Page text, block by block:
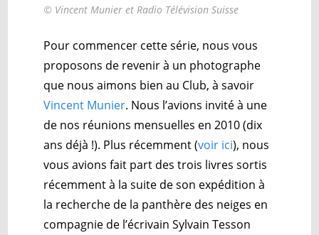
© Vincent Munier et Radio Télévision Suisse
Pour commencer cette série, nous vous
proposons de revenir à un photographe
que nous aimons bien au Club, à savoir
Vincent Munier. Nous l’avions invité à une
de nos réunions mensuelles en 2010 (dix
ans déjà !). Plus récemment (voir ici), nous
vous avions fait part des trois livres sortis
récemment à la suite de son expédition à
la recherche de la panthère des neiges en
compagnie de l’écrivain Sylvain Tesson